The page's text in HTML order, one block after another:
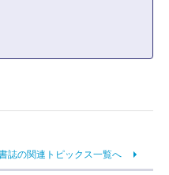
誌の関連トピックス一覧へ